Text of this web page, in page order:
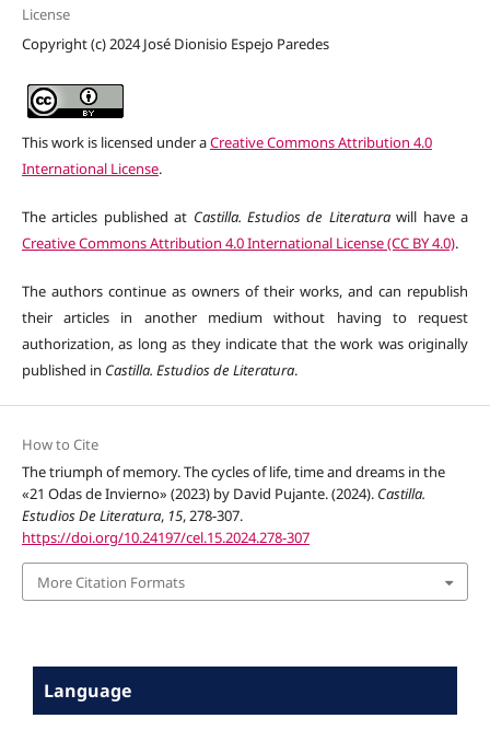
License
Copyright (c) 2024 José Dionisio Espejo Paredes
This work is licensed under aCreative Commons Attribution 4.0
International License.
The articles published at Castilla. Estudios de Literaturawill have a
Creative Commons Attribution 4.0 International License (CC BY 4.0).
The authors continue as owners of their works, and can republish
their articles in another medium without having to request
authorization, as long as they indicate that the work was originally
published in Castilla. Estudios de Literatura.
How to Cite
The triumph of memory. The cycles of life, time and dreams in the
«21 Odas de Invierno» (2023) by David Pujante. (2024). Castilla.
Estudios De Literatura, 15, 278-307.
https://doi.org/10.24197/cel.15.2024.278-307
More Citation Formats
Language